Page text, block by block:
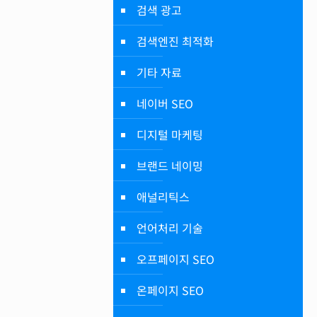
검색 광고
검색엔진 최적화
기타 자료
네이버 SEO
디지털 마케팅
브랜드 네이밍
애널리틱스
언어처리 기술
오프페이지 SEO
온페이지 SEO